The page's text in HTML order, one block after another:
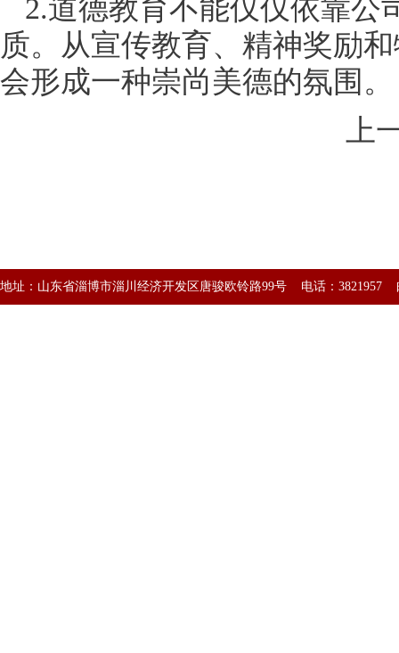
2.道德教育不能仅仅依靠公
质。从宣传教育、精神奖励
会形成一种崇尚美德的氛围。
上
地址：山东省淄博市淄川经济开发区唐骏欧铃路99号 电话：3821957